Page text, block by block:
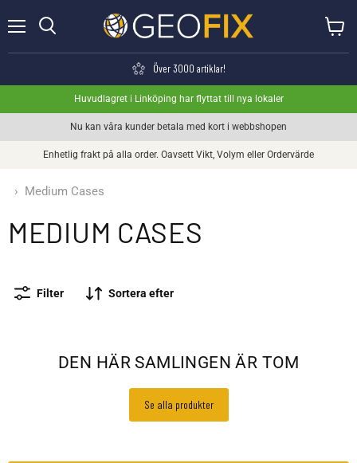
Över 3000 artiklar!
Huvudlagret i Linköping har flyttat till nya lokaler
Nu kan våra kunder betala med kort i webbshopen
Enhetlig frakt på alla order. Oavsett Vikt, Volym eller Ordervärde
› Medium Cases
MEDIUM CASES
Filter Sortera efter
DEN HÄR SAMLINGEN ÄR TOM
Se alla produkter